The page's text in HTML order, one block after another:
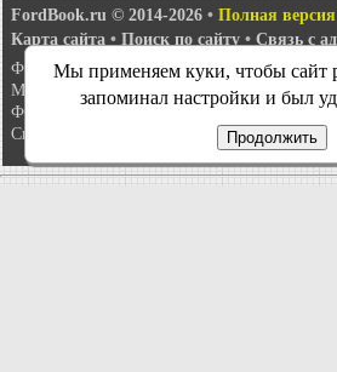
FordBook.ru © 2014-2026 • Полная версия
Карта сайта • Поиск по сайту • Связь с
Фокус 1• Фокус Турнир 1•Фокус 2•
Мондео 2•Мондео 3•Мондео 4•Эскорт 3
Фиеста 2
Таурус 1 и 2 Фьюжн
Сиерра
Мы применяем куки, чтобы сайт
запоминал настройки и был
Продолжить